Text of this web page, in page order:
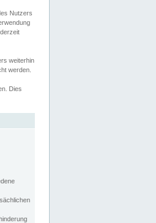
Nutzers
weiterhin
werden.
Dies